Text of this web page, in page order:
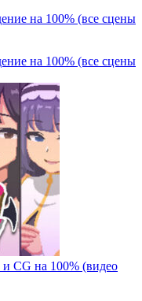
на 100% (все сцены
на 100% (все сцены
CG на 100% (видео